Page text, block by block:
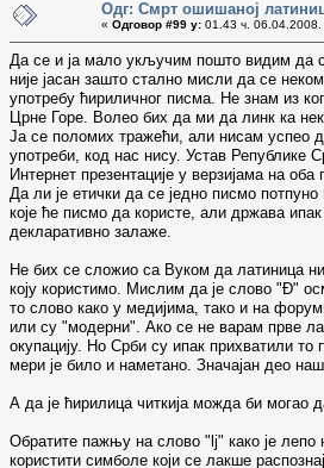
Одг: Смрт ошишаној
« Одговор #99 у: 01.43 ч. 06.04.2008.
Да се и ја мало укључим пошто видим да
није јасан зашто стално мисли да се
употребу ћириличног писма. Не знам из
Црне Горе. Волео бих да ми да линк ка
Ја се поломих тражећи, али нисам успео
употреби, код нас нису. Устав Републике
Интернет презентације у верзијама на
Да ли је етички да се једно писмо
које ће писмо да користе, али држава
декларативно залаже.
Не бих се сложио са Вуком да латиница
коју користимо. Мислим да је слово "Đ"
то слово како у медијима, тако и на
или су "модерни". Ако се не варам прве
окупацију. Но Срби су ипак прихватили то
мери је било и наметано. Значајан део
А да је ћирилица читкија можда би могао
Обратите пажњу на слово "lj" како је лепо
користити симболе који се лакше